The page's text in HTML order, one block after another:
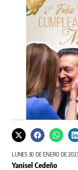
LUNES 30 DE ENERO DE
Yanisel Cedeño